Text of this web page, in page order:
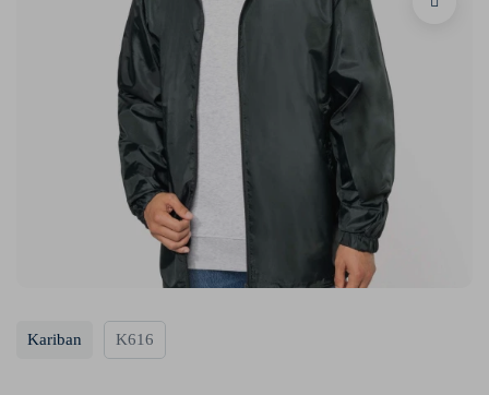
Kariban K616